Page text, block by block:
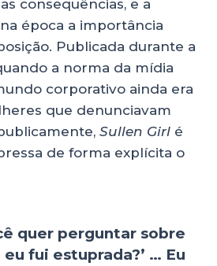
consequências, e a
época a importância
Publicada durante a
a norma da mídia
corporativo ainda era
que denunciavam
Sullen Girl é
de forma explícita o
quer perguntar sobre
fui estuprada?’ … Eu